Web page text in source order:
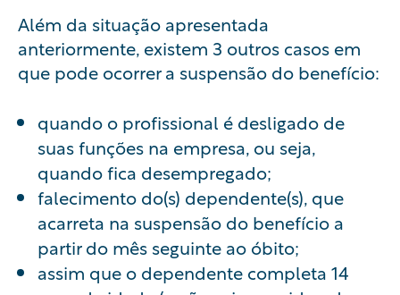
Além da situação apresentada
anteriormente, existem 3 outros casos em
que pode ocorrer a suspensão do benefício:
quando o profissional é desligado de
suas funções na empresa, ou seja,
quando fica desempregado;
falecimento do(s) dependente(s), que
acarreta na suspensão do benefício a
partir do mês seguinte ao óbito;
assim que o dependente completa 14